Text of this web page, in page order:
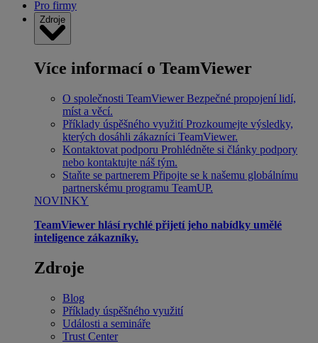
Pro firmy
Zdroje
Více informací o TeamViewer
O společnosti TeamViewer Bezpečné propojení lidí,
míst a věcí.
Příklady úspěšného využití Prozkoumejte výsledky,
kterých dosáhli zákazníci TeamViewer.
Kontaktovat podporu Prohlédněte si články podpory
nebo kontaktujte náš tým.
Staňte se partnerem Připojte se k našemu globálnímu
partnerskému programu TeamUP.
NOVINKY
TeamViewer hlásí rychlé přijetí jeho nabídky umělé
inteligence zákazníky.
Zdroje
Blog
Příklady úspěšného využití
Události a semináře
Trust Center